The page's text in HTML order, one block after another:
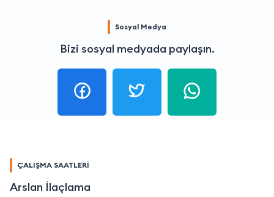
Sosyal Medya
Bizi sosyal medyada paylaşın.
ÇALIŞMA SAATLERİ
Arslan İlaçlama